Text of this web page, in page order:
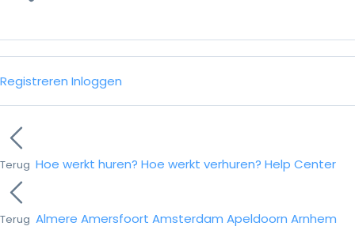
Registreren Inloggen
Terug Hoe werkt huren? Hoe werkt verhuren? Help Center
Terug Almere Amersfoort Amsterdam Apeldoorn Arnhem